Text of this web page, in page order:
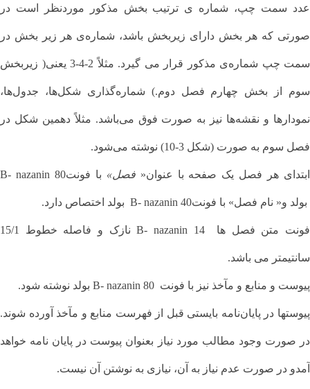
عدد سمت چپ، شماره ی ترتیب بخش مذکور موردنظر است در
صورتی‌ که هر بخش دارای زیر‌بخش باشد، شماره‌ی هر زیر بخش در
سمت چپ شماره‌ی مذکور قرار می گیرد. مثلاً 2-4-3 یعنی( زیربخش
سوم از بخش چهارم فصل دوم.) شماره‌گذاری شکل‌ها، جدول‌ها،
نمودارها و نقشه‌ها نیز به صورت فوق می‌باشد. مثلاً دهمین شکل در
فصل سوم به صورت (شکل 3-10) نوشته می‌شود.
ابتدای هر فصل یک صفحه با عنوان« فصل» با فونت80 B- nazanin
بولد و« نام فصل» با فونت40 B- nazanin بولد اختصاص دارد.
فونت متن فصل ها 14 B- nazanin نازک و فاصله خطوط 15/1
سانتیمتر می باشد.
پیوست و منابع و مآخذ نیز با فونت 80 B- nazanin بولد نوشته شود.
پیوستها در پایان‌نامه بایستی قبل از فهرست منابع و مآخذ آورده شوند.
در صورت وجود مطالب مورد نیاز بعنوان پیوست در پایان نامه خواهد
آمدو در صورت عدم نیاز به آن، نیازی به نوشتن آن نیست.